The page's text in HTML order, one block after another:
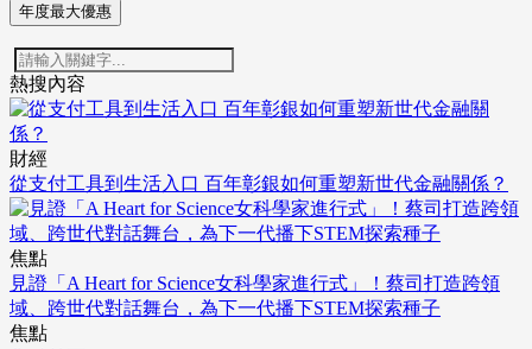
年度最大優惠
熱搜內容
財經
從支付工具到生活入口 百年彰銀如何重塑新世代金融關係？
焦點
見證「A Heart for Science女科學家進行式」！蔡司打造跨領
域、跨世代對話舞台，為下一代播下STEM探索種子
焦點